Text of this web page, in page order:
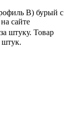
B) бурый с
сайте
штуку. Товар
штук.